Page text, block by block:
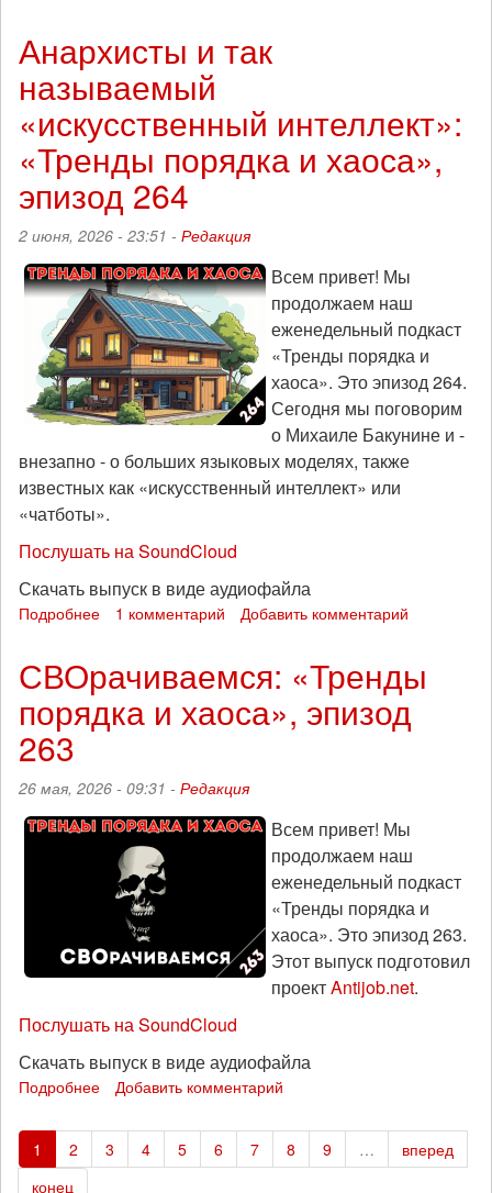
цветочек
пингвины
у
Белого
дома:
пацифистские
акции
«ДвУРАКа»
«зАиБи»
Анархисты и так
называемый
«искусственный интеллект»:
«Тренды порядка и хаоса»,
эпизод 264
2 июня, 2026 - 23:51 - Редакция
Всем привет! Мы
продолжаем наш
еженедельный подкаст
«Тренды порядка и
хаоса». Это эпизод 264.
Сегодня мы поговорим
о Михаиле Бакунине и -
внезапно - о больших языковых моделях, также
известных как «искусственный интеллект» или
«чатботы».
Послушать на SoundCloud
Скачать выпуск в виде аудиофайла
Подробнее
так
«искусственный
порядка
и
хаоса»,
эпизод
264
1 комментарий Добавить комментарий
СВОрачиваемся: «Тренды
порядка и хаоса», эпизод
263
26 мая, 2026 - 09:31 - Редакция
Всем привет! Мы
продолжаем наш
еженедельный подкаст
«Тренды порядка и
хаоса». Это эпизод 263.
Этот выпуск подготовил
проектAntijob.net.
Послушать на SoundCloud
Скачать выпуск в виде аудиофайла
Подробнее
«Тренды
порядка
и
Добавить комментарий
1 2 3 4 5 6 7 8 9 …
вперед
конец